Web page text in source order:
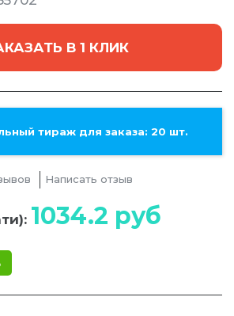
В 1 КЛИК
тираж для заказа: 20 шт.
Написать отзыв
1034.2 руб